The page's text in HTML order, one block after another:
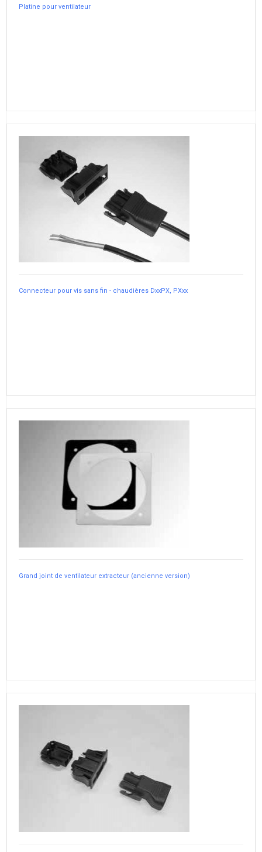
Platine pour ventilateur
Connecteur pour vis sans fin - chaudières DxxPX, PXxx
Grand joint de ventilateur extracteur (ancienne version)